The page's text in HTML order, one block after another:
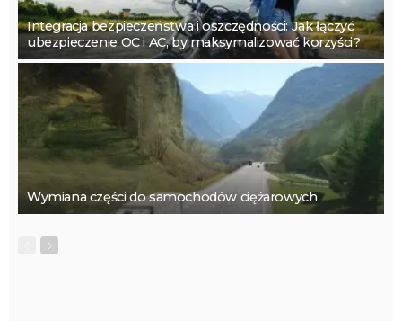
Integracja bezpieczeństwa i oszczędności: Jak łączyć
ubezpieczenie OC i AC, by maksymalizować korzyści?
Wymiana części do samochodów ciężarowych